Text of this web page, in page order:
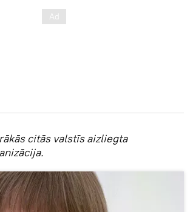
citās valstīs aizliegta